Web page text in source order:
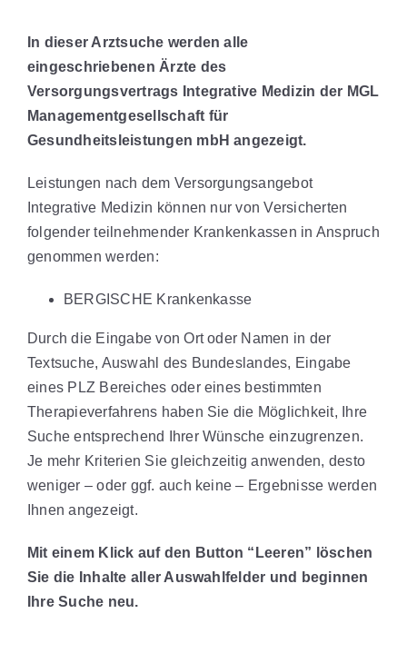
In dieser Arztsuche werden alle
eingeschriebenen Ärzte des
Versorgungsvertrags Integrative Medizin der MGL
Managementgesellschaft für
Gesundheitsleistungen mbH angezeigt.
Leistungen nach dem Versorgungsangebot
Integrative Medizin können nur von Versicherten
folgender teilnehmender Krankenkassen in Anspruch
genommen werden:
BERGISCHE Krankenkasse
Durch die Eingabe von Ort oder Namen in der
Textsuche, Auswahl des Bundeslandes, Eingabe
eines PLZ Bereiches oder eines bestimmten
Therapieverfahrens haben Sie die Möglichkeit, Ihre
Suche entsprechend Ihrer Wünsche einzugrenzen.
Je mehr Kriterien Sie gleichzeitig anwenden, desto
weniger – oder ggf. auch keine – Ergebnisse werden
Ihnen angezeigt.
Mit einem Klick auf den Button “Leeren” löschen
Sie die Inhalte aller Auswahlfelder und beginnen
Ihre Suche neu.